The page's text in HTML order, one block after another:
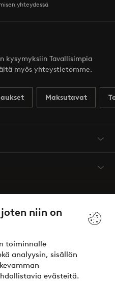
niin on
toiminnalle
analyysin, sisällön
evästeitä.
yhteydessä
kysymyksiin Tavallisimpia
myös yhteystietomme.
Maksutavat